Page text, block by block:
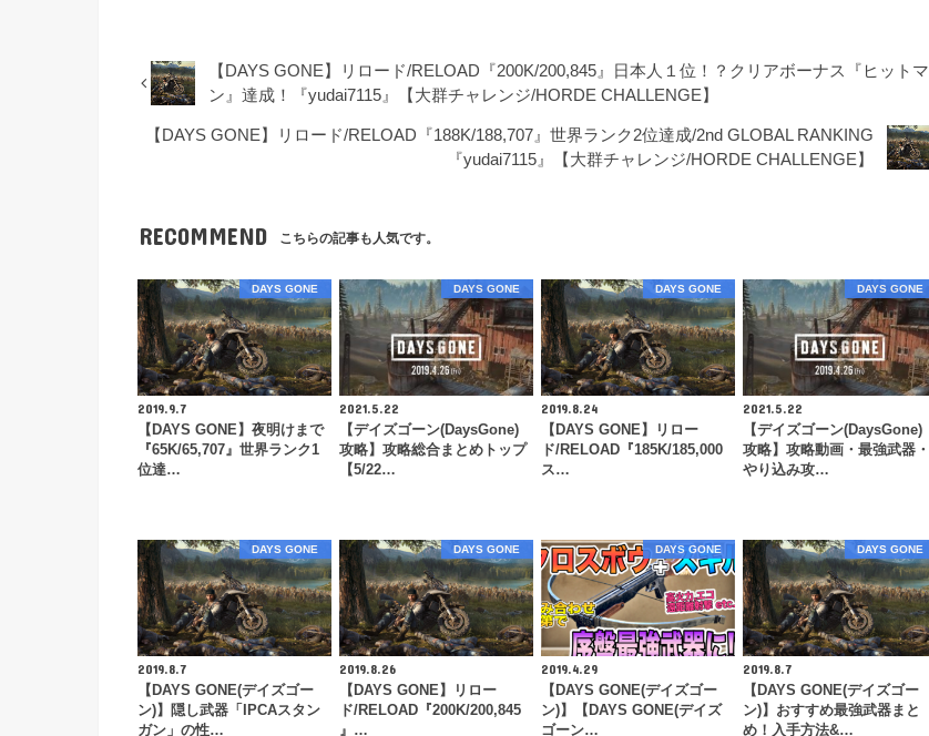
【DAYS GONE】リロード/RELOAD『200K/200,845』日本人１位！？クリアボーナス『ヒットマ
ン』達成！『yudai7115』【大群チャレンジ/HORDE CHALLENGE】
【DAYS GONE】リロード/RELOAD『188K/188,707』世界ランク2位達成/2nd GLOBAL RANKING
『yudai7115』【大群チャレンジ/HORDE CHALLENGE】
RECOMMEND こちらの記事も人気です。
DAYS GONE
2019.9.7
【DAYS GONE】夜明けまで
『65K/65,707』世界ランク1
位達…
DAYS GONE
2021.5.22
【デイズゴーン(DaysGone)
攻略】攻略総合まとめトップ
【5/22…
DAYS GONE
2019.8.24
【DAYS GONE】リロー
ド/RELOAD『185K/185,000
ス…
DAYS GONE
2021.5.22
【デイズゴーン(DaysGone)
攻略】攻略動画・最強武器・
やり込み攻…
DAYS GONE
2019.8.7
【DAYS GONE(デイズゴー
ン)】隠し武器「IPCAスタン
ガン」の性…
DAYS GONE
2019.8.26
【DAYS GONE】リロー
ド/RELOAD『200K/200,845
』…
DAYS GONE
2019.4.29
【DAYS GONE(デイズゴー
ン)】【DAYS GONE(デイズ
ゴーン…
DAYS GONE
2019.8.7
【DAYS GONE(デイズゴー
ン)】おすすめ最強武器まと
め！入手方法&…